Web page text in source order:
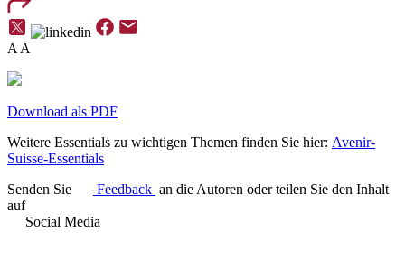
A A
Download als PDF
Weitere Essentials zu wichtigen Themen finden Sie hier: Avenir-
Suisse-Essentials
Senden Sie
Feedback an die Autoren oder teilen Sie den Inhalt
auf
Social Media